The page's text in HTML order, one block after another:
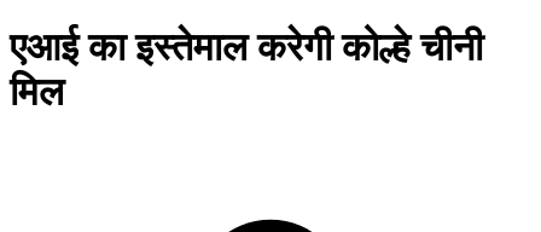
एआई का इस्तेमाल करेगी कोल्हे चीनी
मिल